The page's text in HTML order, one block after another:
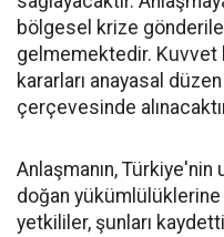
bölgesel krize
gelmemektedir. Kuvvet
kararları anayasal
çerçevesinde
Anlaşmanın, Türkiye'nin
doğan
yetkililer, şunları